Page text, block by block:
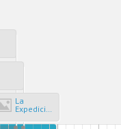
La
Expedición